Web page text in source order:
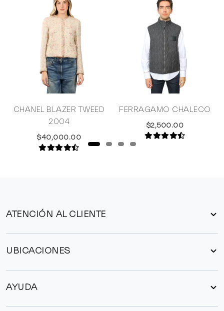
CHANEL BLAZER TWEED
2004
$40,000.00
FERRAGAMO CHALECO
$2,500.00
ATENCIÓN AL CLIENTE
UBICACIONES
AYUDA